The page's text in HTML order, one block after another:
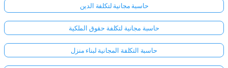
حاسبة مجانية لتكلفة الدين
حاسبة مجانية لتكلفة حقوق الملكية
حاسبة التكلفة المجانية لبناء منزل